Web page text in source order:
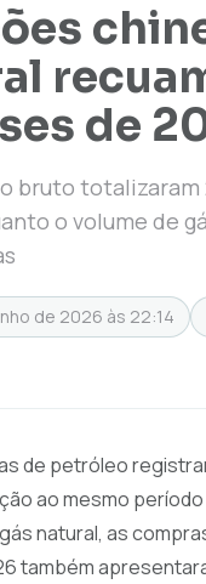
de
bruto totalizaram
o volume de
de 2026 às 22:14
de petróleo
ao mesmo
natural, as
também